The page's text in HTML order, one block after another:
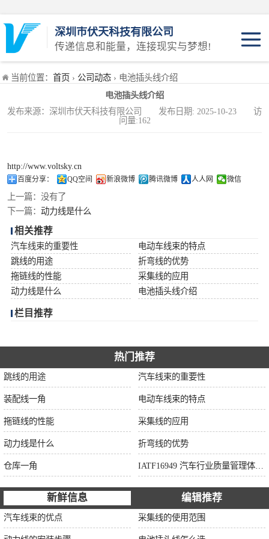
深圳市伏天科技有限公司
传递信息和能量，连接现实与梦想!
当前位置： 首页 › 公司动态 › 电池插头线介绍
电池插头线介绍
发布来源：深圳市伏天科技有限公司 发布日期: 2025-10-23 访
问量:162
http://www.voltsky.cn
百度分享： QQ空间 新浪微博 腾讯微博 人人网 微信
上一篇： 没有了
下一篇： 动力线是什么
相关推荐
汽车线束的重要性
电动车线束的特点
跳线的用途
折弯线的优势
拖链线的性能
采集线的应用
动力线是什么
电池插头线介绍
栏目推荐
热门推荐
跳线的用途 汽车线束的重要性
装配线一角 电动车线束的特点
拖链线的性能 采集线的应用
动力线是什么 折弯线的优势
仓库一角
新鲜信息 编辑推荐
汽车线束的优点 采集线的使用范围
JST系列
Molex系列
KET系列
插头系列
插头线系列